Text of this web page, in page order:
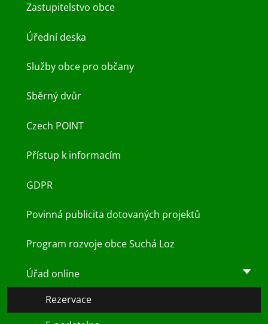
Zastupitelstvo obce
Úřední deska
Služby obce pro občany
Sběrný dvůr
Czech POINT
Přístup k informacím
GDPR
Povinná publicita dotovaných projektů
Program rozvoje obce Suchá Loz
Úřad online
Rezervace